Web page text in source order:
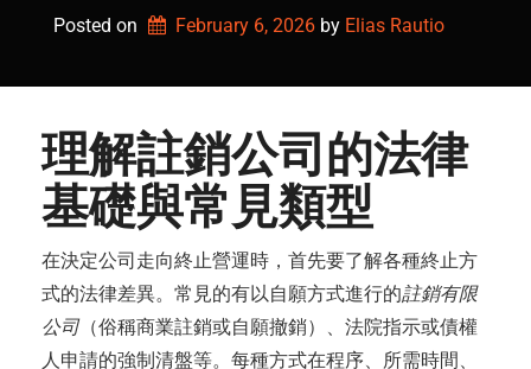
Posted on February 6, 2026 by Elias Rautio
理解註銷公司的法律
基礎與常見類型
在決定公司走向終止營運時，首先要了解各種終止方
式的法律差異。常見的有以自願方式進行的註銷有限
公司（俗稱商業註銷或自願撤銷）、法院指示或債權
人申請的強制清盤等。每種方式在程序、所需時間、